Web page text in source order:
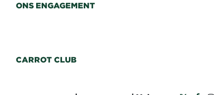
ONS ENGAGEMENT
CARROT CLUB